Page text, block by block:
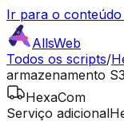
Ir para o
AllsWeb
Todos os scripts/
armazenamento S3
HexaCom
Serviço adicional